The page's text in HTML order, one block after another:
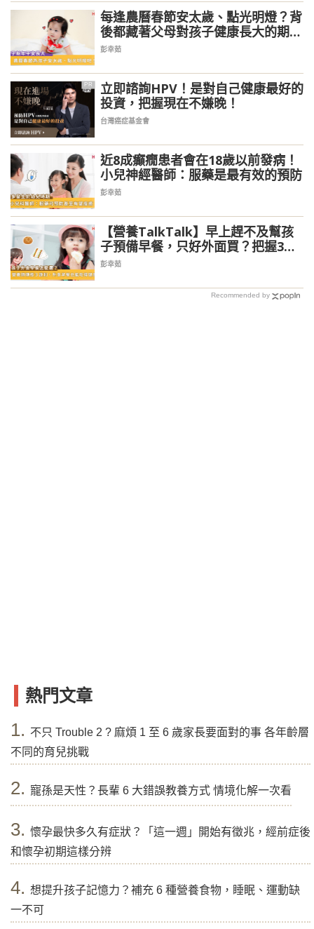
每逢農曆春節安太歲、點光明燈？背
後都藏著父母對孩子健康長大的期
盼！
彭幸茹
PR
立即諮詢HPV！是對自己健康最好的
投資，把握現在不嫌晚！
台灣癌症基金會
近8成癲癇患者會在18歲以前發病！
小兒神經醫師：服藥是最有效的預防
彭幸茹
【營養TalkTalk】早上趕不及幫孩
子預備早餐，只好外面買？把握3大
原則讓外食早餐不NG
彭幸茹
Recommended by
熱門文章
1. 不只 Trouble 2 ? 麻煩 1 至 6 歲家長要面對的事 各年齡層
不同的育兒挑戰
2. 寵孫是天性？長輩 6 大錯誤教養方式 情境化解一次看
3. 懷孕最快多久有症狀？「這一週」開始有徵兆，經前症後
和懷孕初期這樣分辨
4. 想提升孩子記憶力？補充 6 種營養食物，睡眠、運動缺
一不可